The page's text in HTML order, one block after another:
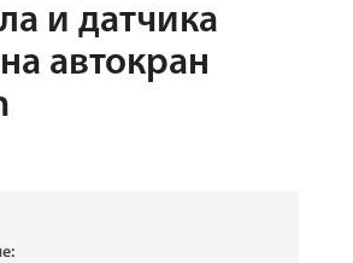
и датчика
автокран